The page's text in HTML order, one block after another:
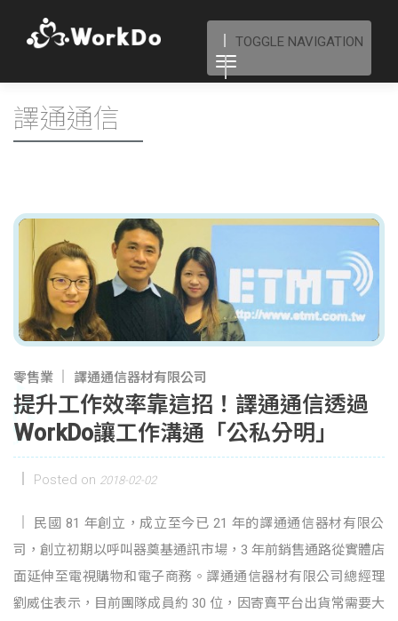
TOGGLE NAVIGATION
譯通通信
零售業 譯通通信器材有限公司
提升工作效率靠這招！譯通通信透過
WorkDo讓工作溝通「公私分明」
Posted on 2018-02-02
民國 81 年創立，成立至今已 21 年的譯通通信器材有限公
司，創立初期以呼叫器奠基通訊市場，3 年前銷售通路從實體店
面延伸至電視購物和電子商務。譯通通信器材有限公司總經理
劉威住表示，目前團隊成員約 30 位，因寄賣平台出貨常需要大